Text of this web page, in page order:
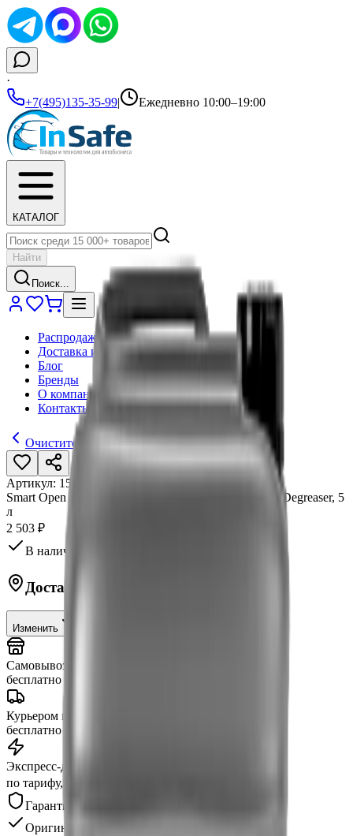
·
+7(495)135-35-99| Ежедневно 10:00–19:00
КАТАЛОГ
Найти
Поиск...
Распродажа
Доставка и оплата
Блог
Бренды
О компании
Контакты
Очистители ЛКП
Артикул: 15215
Smart Open Очиститель ЛКП и обезжириватель 21 Degreaser, 5
л
2 503 ₽
В наличии в магазине
Доставка в
Изменить
Самовывоз (шоу-рум)
бесплатно
Курьером по Москве
бесплатно
Экспресс-доставка
по тарифу, беспл. от 15 000 ₽
Гарантия качества
Оригинал